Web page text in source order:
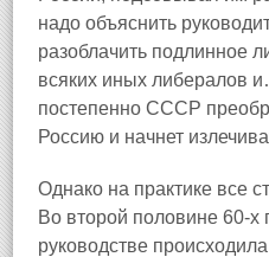
надо объяснить
разоблачить подлинное
всяких иных либералов
постепенно СССР
Россию и начнет
Однако на практике все
Во второй половине 60‑х
руководстве